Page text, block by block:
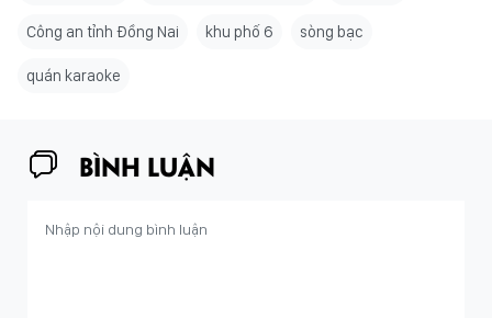
Công an tỉnh Đồng Nai khu phố 6 sòng bạc
quán karaoke
BÌNH LUẬN